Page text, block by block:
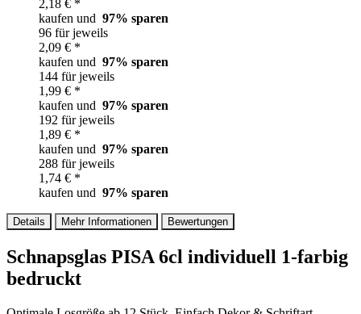
2,18 € *
kaufen und 97% sparen
96 für jeweils
2,09 € *
kaufen und 97% sparen
144 für jeweils
1,99 € *
kaufen und 97% sparen
192 für jeweils
1,89 € *
kaufen und 97% sparen
288 für jeweils
1,74 € *
kaufen und 97% sparen
Details Mehr Informationen Bewertungen
Schnapsglas PISA 6cl individuell 1-farbig
bedruckt